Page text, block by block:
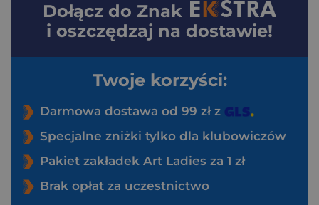
Dołącz do Znak
i oszczędzaj na dostawie!
Twoje korzyści:
Darmowa dostawa od 99 zł z
Specjalne zniżki tylko dla klubowiczów
Pakiet zakładek Art Ladies za 1 zł
Brak opłat za uczestnictwo